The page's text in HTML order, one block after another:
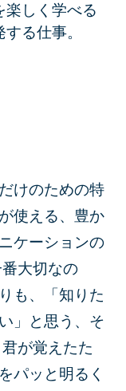
楽しく学べる
る仕事。
けのための特
使える、豊か
ケーションの
大切なの
も、
「知りた
」と思う、そ
が覚えたた
パッと明るく